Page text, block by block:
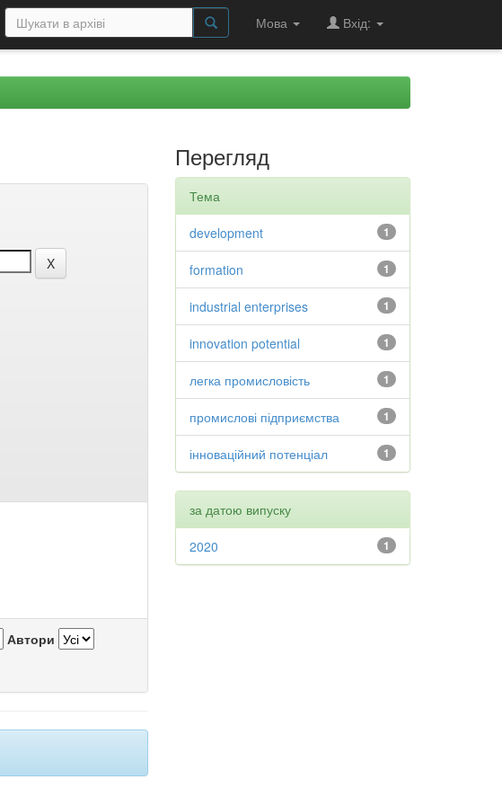
Мова Вхід:
Автори
Перегляд
Тема
1
development
1
formation
1
industrial enterprises
1
innovation potential
1
легка промисловість
1
промислові підприємства
1
інноваційний потенціал
за датою випуску
1
2020